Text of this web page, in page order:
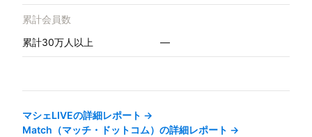
累計会員数
累計30万人以上
—
マシェLIVEの詳細レポート →
Match（マッチ・ドットコム） の詳細レポート →